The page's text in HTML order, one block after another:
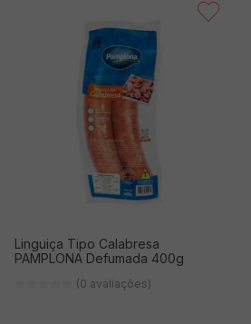
Linguiça Tipo Calabresa
PAMPLONA Defumada 400g
(0 avaliações)